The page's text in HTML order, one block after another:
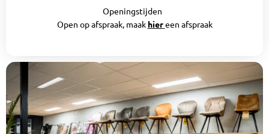
Openingstijden
Open op afspraak, maak hiereen afspraak